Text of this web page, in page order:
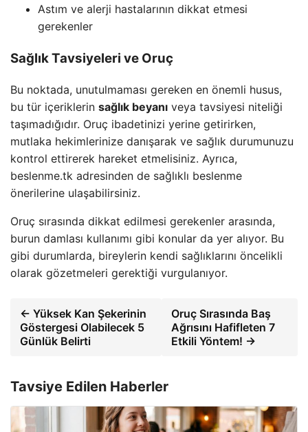
Astım ve alerji hastalarının dikkat etmesi
gerekenler
Sağlık Tavsiyeleri ve Oruç
Bu noktada, unutulmaması gereken en önemli husus,
bu tür içeriklerin sağlık beyanı veya tavsiyesi niteliği
taşımadığıdır. Oruç ibadetinizi yerine getirirken,
mutlaka hekimlerinize danışarak ve sağlık durumunuzu
kontrol ettirerek hareket etmelisiniz. Ayrıca,
beslenme.tk adresinden de sağlıklı beslenme
önerilerine ulaşabilirsiniz.
Oruç sırasında dikkat edilmesi gerekenler arasında,
burun damlası kullanımı gibi konular da yer alıyor. Bu
gibi durumlarda, bireylerin kendi sağlıklarını öncelikli
olarak gözetmeleri gerektiği vurgulanıyor.
← Yüksek Kan Şekerinin
Göstergesi Olabilecek 5
Günlük Belirti
Oruç Sırasında Baş
Ağrısını Hafifleten 7
Etkili Yöntem! →
Tavsiye Edilen Haberler